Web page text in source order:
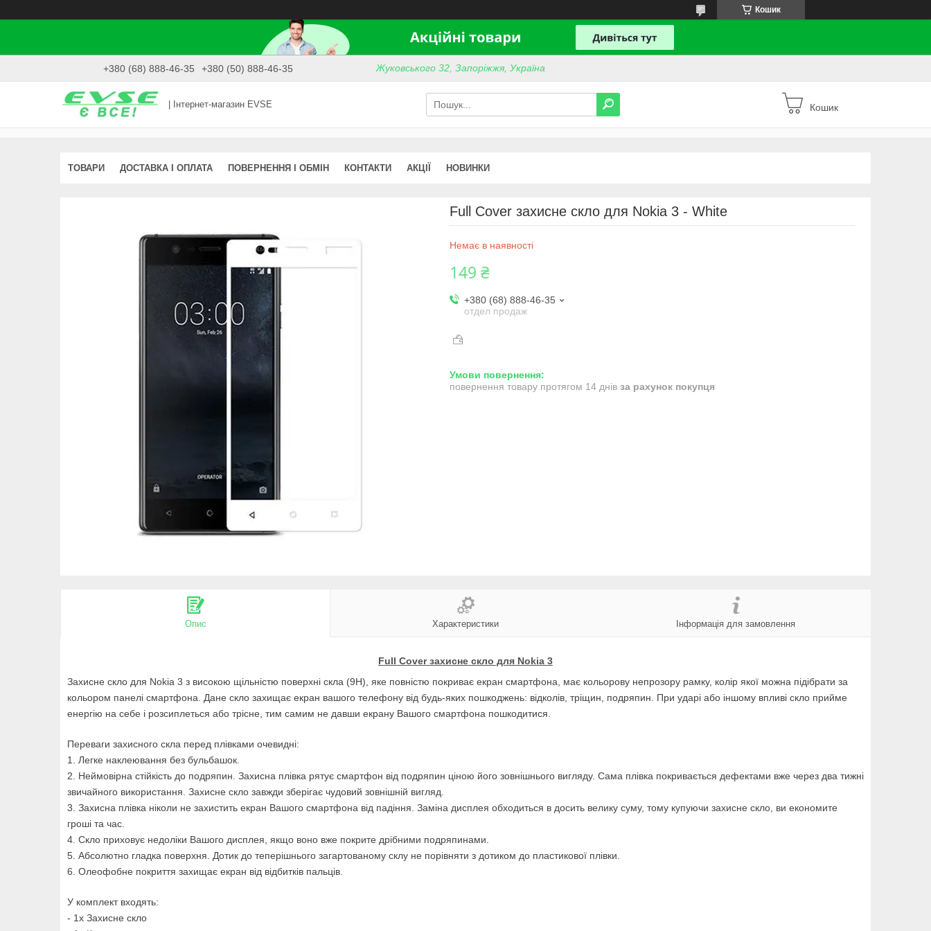
Кошик
+380 (68) 888-46-35 +380 (50) 888-46-35 Жуковського 32, Запоріжжя, Україна
| Інтернет-магазин EVSE Кошик
ТОВАРИ ДОСТАВКА І ОПЛАТА ПОВЕРНЕННЯ І ОБМІН КОНТАКТИ АКЦІЇ НОВИНКИ
Full Cover захисне скло для Nokia 3 - White
Немає в наявності
149 ₴
+380 (68) 888-46-35
отдел продаж
повернення товару протягом 14 днів за рахунок покупця
Опис Характеристики Інформація для замовлення
Full Cover захисне скло для Nokia 3
Захисне скло для Nokia 3 з високою щільністю поверхні скла (9H), яке повністю покриває екран смартфона, має кольорову непрозору рамку, колір якої можна підібрати за
кольором панелі смартфона. Дане скло захищає екран вашого телефону від будь-яких пошкоджень: відколів, тріщин, подряпин. При ударі або іншому впливі скло прийме
енергію на себе і розсиплеться або трісне, тим самим не давши екрану Вашого смартфона пошкодитися.
Переваги захисного скла перед плівками очевидні:
1. Легке наклеювання без бульбашок.
2. Неймовірна стійкість до подряпин. Захисна плівка рятує смартфон від подряпин ціною його зовнішнього вигляду. Сама плівка покривається дефектами вже через два тижні
звичайного використання. Захисне скло завжди зберігає чудовий зовнішній вигляд.
3. Захисна плівка ніколи не захистить екран Вашого смартфона від падіння. Заміна дисплея обходиться в досить велику суму, тому купуючи захисне скло, ви економите
гроші та час.
4. Скло приховує недоліки Вашого дисплея, якщо воно вже покрите дрібними подряпинами.
5. Абсолютно гладка поверхня. Дотик до теперішнього загартованому склу не порівняти з дотиком до пластикової плівки.
6. Олеофобне покриття захищає екран від відбитків пальців.
У комплект входять:
- 1х Захисне скло